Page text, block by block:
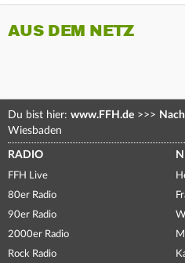
AUS DEM NETZ
Du bist hier: www.FFH.de >>>
Wiesbaden
RADIO
FFH Live
80er Radio
90er Radio
2000er Radio
Rock Radio